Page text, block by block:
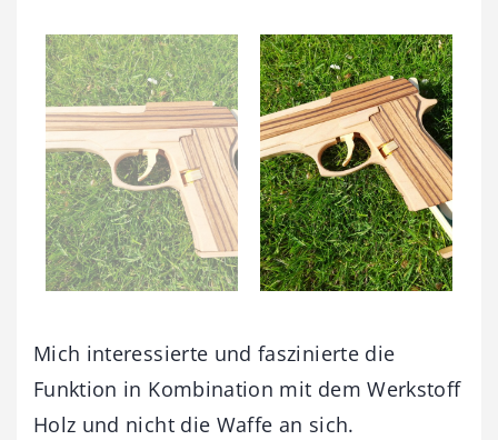
Mich interessierte und faszinierte die
Funktion in Kombination mit dem Werkstoff
Holz und nicht die Waffe an sich.